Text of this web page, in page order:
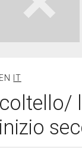
EN IT
coltello/
inizio